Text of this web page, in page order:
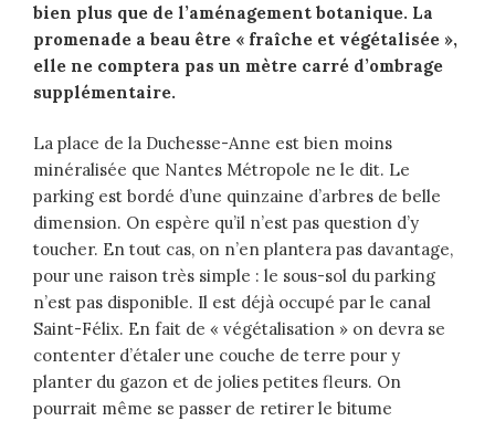
bien plus que de l’aménagement botanique. La
promenade a beau être « fraîche et végétalisée »,
elle ne comptera pas un mètre carré d’ombrage
supplémentaire.
La place de la Duchesse-Anne est bien moins
minéralisée que Nantes Métropole ne le dit. Le
parking est bordé d’une quinzaine d’arbres de belle
dimension. On espère qu’il n’est pas question d’y
toucher. En tout cas, on n’en plantera pas davantage,
pour une raison très simple : le sous-sol du parking
n’est pas disponible. Il est déjà occupé par le canal
Saint-Félix. En fait de « végétalisation » on devra se
contenter d’étaler une couche de terre pour y
planter du gazon et de jolies petites fleurs. On
pourrait même se passer de retirer le bitume